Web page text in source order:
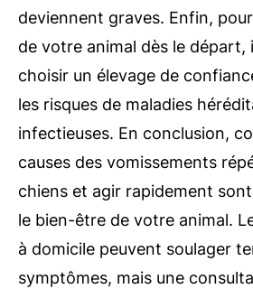
deviennent graves. Enfin,
de votre animal dès le départ,
choisir un élevage de
les risques de maladies
infectieuses. En conclusion,
causes des vomissements
chiens et agir rapidement
le bien-être de votre animal.
à domicile peuvent soulager
symptômes, mais une